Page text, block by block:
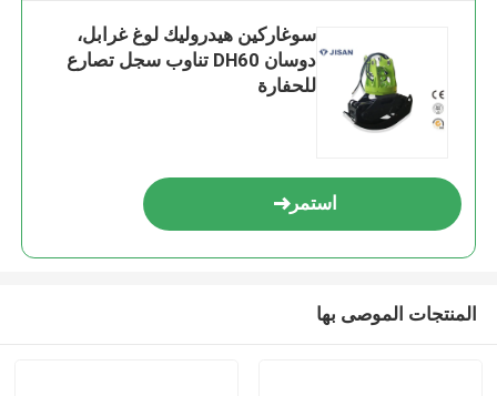
سوغاركين هيدروليك لوغ غرابل،
دوسان DH60 تناوب سجل تصارع
للحفارة
استمر
المنتجات الموصى بها